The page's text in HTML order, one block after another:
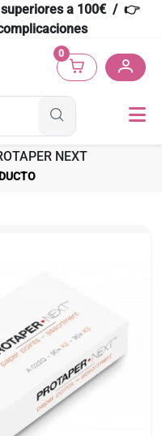
superiores a 100€ / 👉
0
NEXT